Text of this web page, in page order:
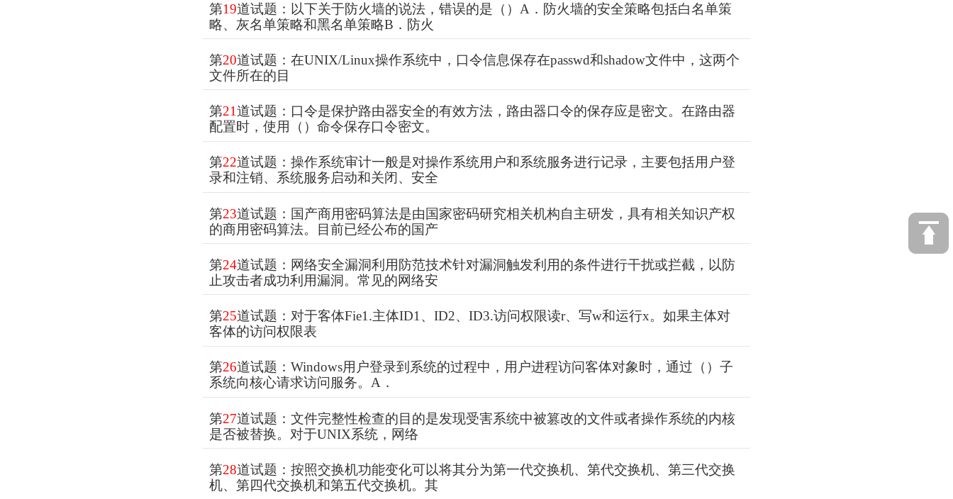
第19道试题：以下关于防火墙的说法，错误的是（）A．防火墙的安全策略包括白名单策
略、灰名单策略和黑名单策略B．防火
第20道试题：在UNIX/Linux操作系统中，口令信息保存在passwd和shadow文件中，这两个
文件所在的目
第21道试题：口令是保护路由器安全的有效方法，路由器口令的保存应是密文。在路由器
配置时，使用（）命令保存口令密文。
第22道试题：操作系统审计一般是对操作系统用户和系统服务进行记录，主要包括用户登
录和注销、系统服务启动和关闭、安全
第23道试题：国产商用密码算法是由国家密码研究相关机构自主研发，具有相关知识产权
的商用密码算法。目前已经公布的国产
第24道试题：网络安全漏洞利用防范技术针对漏洞触发利用的条件进行干扰或拦截，以防
止攻击者成功利用漏洞。常见的网络安
第25道试题：对于客体Fie1.主体ID1、ID2、ID3.访问权限读r、写w和运行x。如果主体对
客体的访问权限表
第26道试题：Windows用户登录到系统的过程中，用户进程访问客体对象时，通过（）子
系统向核心请求访问服务。A．
第27道试题：文件完整性检查的目的是发现受害系统中被篡改的文件或者操作系统的内核
是否被替换。对于UNIX系统，网络
第28道试题：按照交换机功能变化可以将其分为第一代交换机、第代交换机、第三代交换
机、第四代交换机和第五代交换机。其